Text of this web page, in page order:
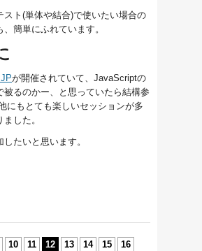
スト(単体や結合)で使いたい場合の
簡単にふれています。
が開催されていて、JavaScriptの
被るのかー、と思っていたら結構参
にもとても楽しいセッションが多
した。
たいと思います。
10 11 12 13 14 15
16